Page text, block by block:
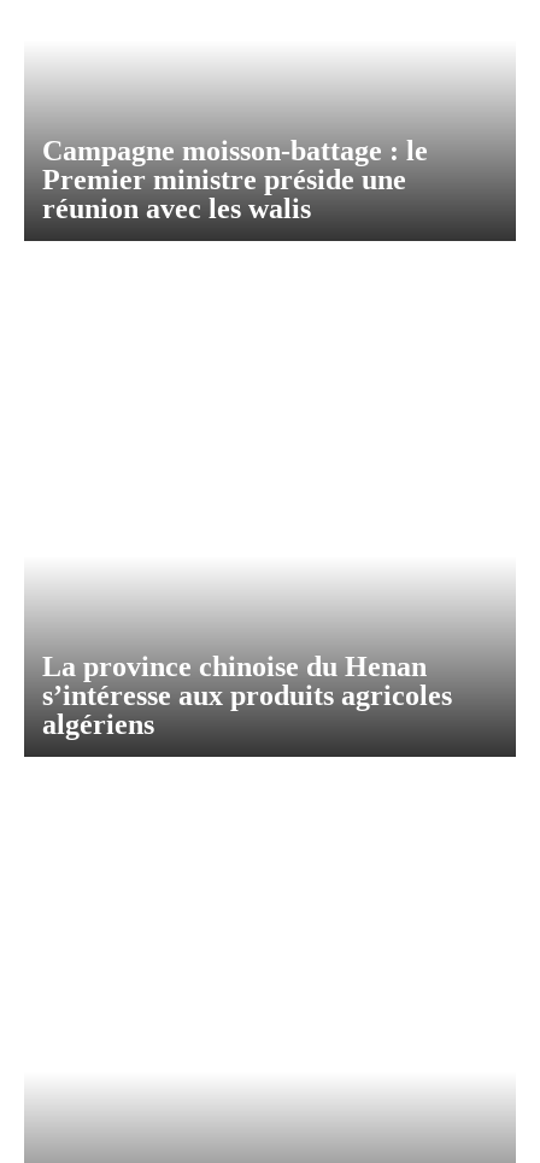
Campagne moisson-battage : le
Premier ministre préside une
réunion avec les walis
La province chinoise du Henan
s’intéresse aux produits agricoles
algériens